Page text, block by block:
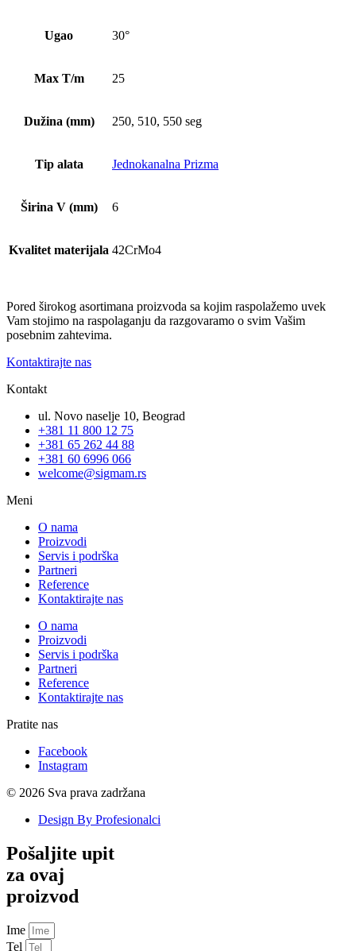
Ugao 30°
Max T/m 25
Dužina (mm) 250, 510, 550 seg
Tip alata Jednokanalna Prizma
Širina V (mm) 6
Kvalitet materijala 42CrMo4
Pored širokog asortimana proizvoda sa kojim raspolažemo uvek
Vam stojimo na raspolaganju da razgovaramo o svim Vašim
posebnim zahtevima.
Kontaktirajte nas
Kontakt
ul. Novo naselje 10, Beograd
+381 11 800 12 75
+381 65 262 44 88
+381 60 6996 066
welcome@sigmam.rs
Meni
O nama
Proizvodi
Servis i podrška
Partneri
Reference
Kontaktirajte nas
O nama
Proizvodi
Servis i podrška
Partneri
Reference
Kontaktirajte nas
Pratite nas
Facebook
Instagram
© 2026 Sva prava zadržana
Design By Profesionalci
Pošaljite upit
za ovaj
proizvod
Ime
Tel